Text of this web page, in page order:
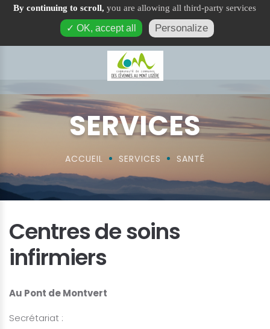
Centre de soins infirmiers
SERVICES
ACCUEIL SERVICES SANTÉ
Centres de soins
infirmiers
Au Pont de Montvert
Secrétariat :
By continuing to scroll, you are allowing all third-party services
✓ OK, accept all Personalize